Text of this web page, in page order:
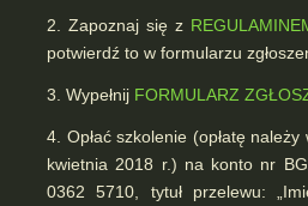
2. Zapoznaj się z
potwierdź to w formularzu
3. Wypełnij FORMULARZ
4. Opłać szkolenie (opłatę
kwietnia 2018 r.) na konto nr
0362 5710, tytuł przelewu: